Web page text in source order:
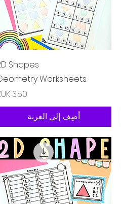
العرض السريعShapes
Worksheets
السعر
أضِف إلى العربة